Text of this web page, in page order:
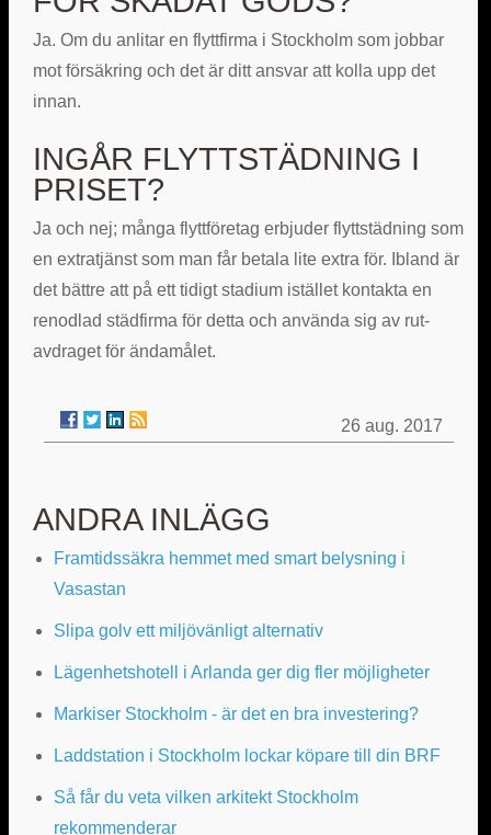
Ja. Om du anlitar en flyttfirma i Stockholm som jobbar
mot försäkring och det är ditt ansvar att kolla upp det
innan.
INGÅR FLYTTSTÄDNING I
PRISET?
Ja och nej; många flyttföretag erbjuder flyttstädning som
en extratjänst som man får betala lite extra för. Ibland är
det bättre att på ett tidigt stadium istället kontakta en
renodlad städfirma för detta och använda sig av rut-
avdraget för ändamålet.
26 aug. 2017
ANDRA INLÄGG
Framtidssäkra hemmet med smart belysning i
Vasastan
Slipa golv ett miljövänligt alternativ
Lägenhetshotell i Arlanda ger dig fler möjligheter
Markiser Stockholm - är det en bra investering?
Laddstation i Stockholm lockar köpare till din BRF
Så får du veta vilken arkitekt Stockholm
rekommenderar